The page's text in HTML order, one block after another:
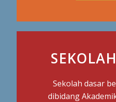
Sekolah dasar
dibidang